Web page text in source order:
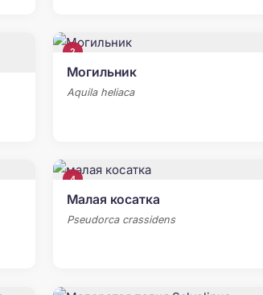
2
Могильник
Aquila heliaca
4
Малая косатка
Pseudorca crassidens